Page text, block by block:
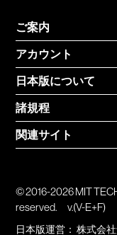
ご案内
アカウント
日本版について
諸規程
関連サイト
© 2016-2026 MIT
reserved.
v.(V-E+F)
日本版運営：株式会